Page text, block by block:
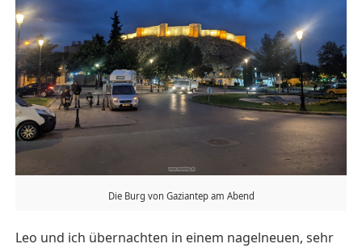
Die Burg von Gaziantep am Abend
Leo und ich übernachten in einem nagelneuen, sehr